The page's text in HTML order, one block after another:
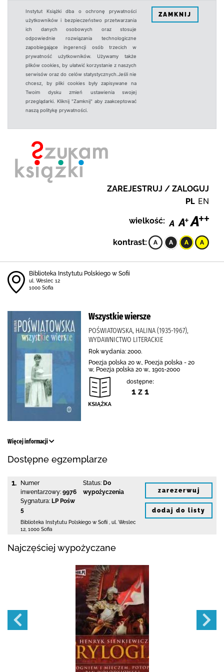
Instytut Książki dba o ochronę prywatności
użytkowników i bezpieczeństwo przetwarzania
ich danych osobowych oraz stosuje
odpowiednie rozwiązania technologiczne
zapobiegające ingerencji osób trzecich w
prywatność użytkowników. Używamy także
plików cookies, by ułatwić korzystanie z naszych
serwisów oraz do celów statystycznych.Jeśli nie
chcesz, by pliki cookies były zapisywane na
Twoim dysku zmień ustawienia swojej
przeglądarki. Kliknij "Zamknij" aby zaakceptować
naszą politykę prywatności.
ZAMKNIJ
ZAREJESTRUJ / ZALOGUJ
PL EN
wielkość:
kontrast:
Biblioteka Instytutu Polskiego w Sofii
ul. Weslec 12
1000 Sofia
Wszystkie wiersze
POŚWIATOWSKA, HALINA (1935-1967),
WYDAWNICTWO LITERACKIE
Rok wydania: 2000.
Poezja polska 20 w., Poezja polska - 20
w, Poezja polska 20 w., 1901-2000
dostępne:
1 z 1
Więcej informacji
Dostępne egzemplarze
1.
Numer
inwentarzowy: 9976
Sygnatura: LP Pośw
5
Status: Do
wypożyczenia
Biblioteka Instytutu Polskiego w Sofii
ul. Weslec
12 1000 Sofia
zarezerwuj
dodaj do listy
Najczęściej wypożyczane